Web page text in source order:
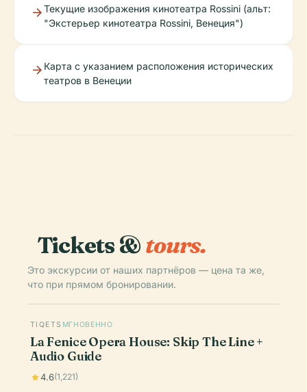
Текущие изображения кинотеатра Rossini (альт:
"Экстерьер кинотеатра Rossini, Венеция")
Карта с указанием расположения исторических
театров в Венеции
Tickets &tours.
Это экскурсии от наших партнёров — цена та же,
что при прямом бронировании.
TIQETS МГНОВЕННО
La Fenice Opera House: Skip The Line +
Audio Guide
4.6(1,221)